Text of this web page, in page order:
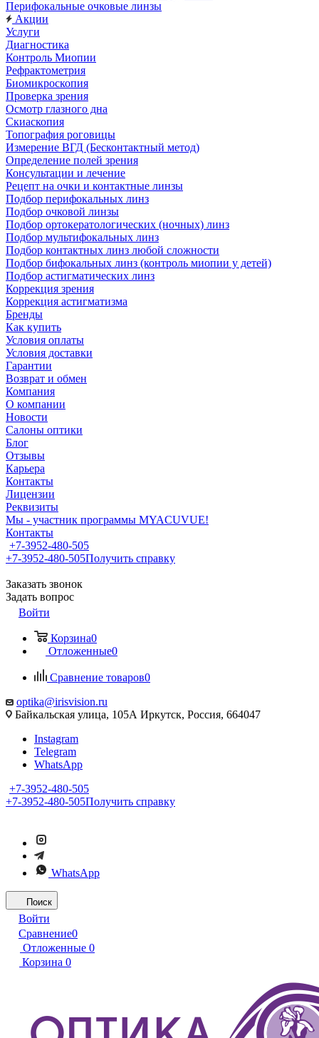
Перифокальные очковые линзы
Акции
Услуги
Диагностика
Контроль Миопии
Рефрактометрия
Биомикроскопия
Проверка зрения
Осмотр глазного дна
Скиаскопия
Топография роговицы
Измерение ВГД (Бесконтактный метод)
Определение полей зрения
Консультации и лечение
Рецепт на очки и контактные линзы
Подбор перифокальных линз
Подбор очковой линзы
Подбор ортокератологических (ночных) линз
Подбор мультифокальных линз
Подбор контактных линз любой сложности
Подбор бифокальных линз (контроль миопии у детей)
Подбор астигматических линз
Коррекция зрения
Коррекция астигматизма
Бренды
Как купить
Условия оплаты
Условия доставки
Гарантии
Возврат и обмен
Компания
О компании
Новости
Салоны оптики
Блог
Отзывы
Карьера
Контакты
Лицензии
Реквизиты
Мы - участник программы MYACUVUE!
Контакты
+7-3952-480-505
+7-3952-480-505Получить справку
Заказать звонок
Задать вопрос
Войти
Корзина0
Отложенные0
Сравнение товаров0
optika@irisvision.ru
Байкальская улица, 105А Иркутск, Россия, 664047
Instagram
Telegram
WhatsApp
+7-3952-480-505
+7-3952-480-505Получить справку
WhatsApp
Поиск
Войти
Сравнение0
Отложенные 0
Корзина 0